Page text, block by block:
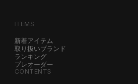
ITEMS
新着アイテム
取り扱いブランド
ランキング
プレオーダー
CONTENTS